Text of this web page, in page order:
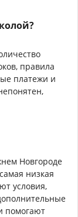
правила
платежи и
Новгороде
низкая
условия,
помогают